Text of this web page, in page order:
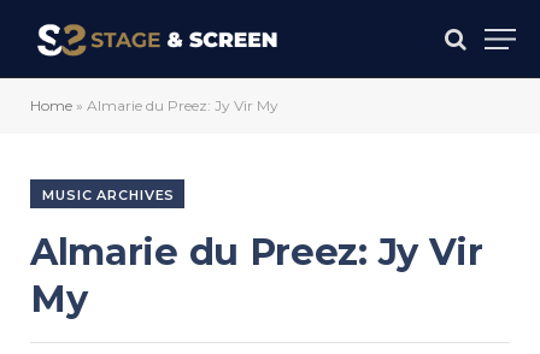
Home » Almarie du Preez: Jy Vir My
MUSIC ARCHIVES
Almarie du Preez: Jy Vir
My